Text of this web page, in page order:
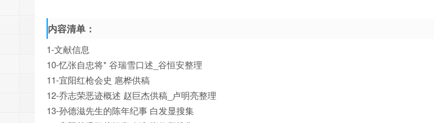
内容清单：
1-文献信息
10-忆张自忠将* 谷瑞雪口述_谷恒安整理
11-宜阳红枪会史 扈桦供稿
12-乔志荣恶迹概述 赵巨杰供稿_卢明亮整理
13-孙德滋先生的陈年纪事 白发显搜集